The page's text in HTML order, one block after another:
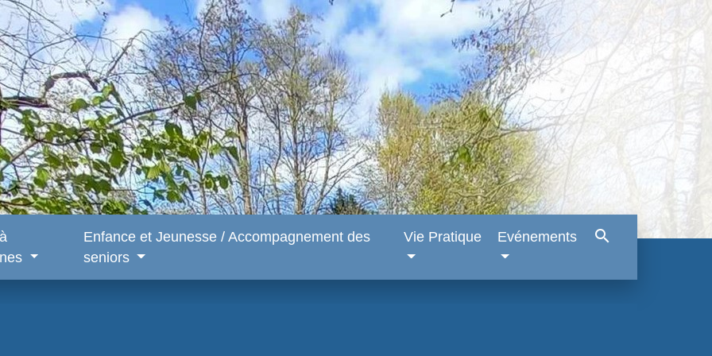
Enfance et Jeunesse / Accompagnement des
seniors
Vie Pratique Evénements search